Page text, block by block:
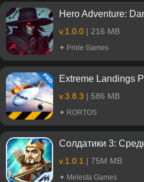
v.1.0.0 | 216 MB
✦ Pride Games
Extreme Landings
v.3.8.3 | 586 MB
✦ RORTOS
Солдатики 3:
v.1.0.1 | 75M MB
✦ Melesta Games